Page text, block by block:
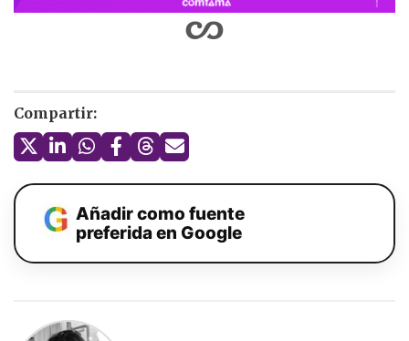
Compartir:
Añadir como fuente
preferida en Google